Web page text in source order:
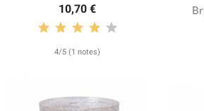
10,70 €
4/5 (1 notes)